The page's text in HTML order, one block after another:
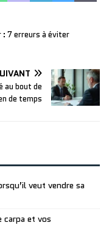
7 erreurs à éviter
au bout de
de temps
veut vendre sa
carpa et vos